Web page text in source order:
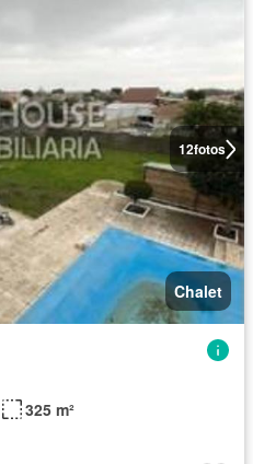
12fotos
Chalet
325 m²